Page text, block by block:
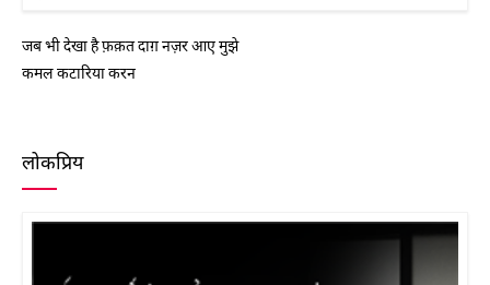
जब भी देखा है फ़क़त दाग़ नज़र आए मुझे
कमल कटारिया करन
लोकप्रिय